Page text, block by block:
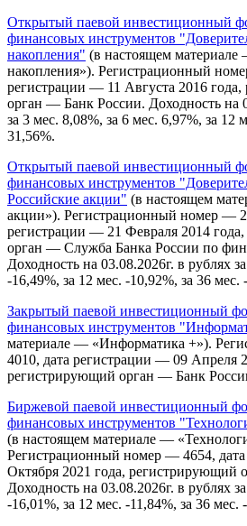
Открытый паевой инвестиционный
финансовых инструментов
накопления" (в настоящем
накопления»). Регистрационный
регистрации — 11 Августа 2016
орган — Банк России. Доходность на
за 3 мес. 8,08%, за 6 мес. 6,97%, за 12
31,56%.
Открытый паевой инвестиционный
финансовых инструментов
Российские акции" (в настоящем
акции»). Регистрационный номер —
регистрации — 21 Февраля 2014
орган — Служба Банка России по
Доходность на 03.08.2026г. в рублях
-16,49%, за 12 мес. -10,92%, за 36 мес.
Закрытый паевой инвестиционный
финансовых инструментов
материале — «Информатика +»).
4010, дата регистрации — 09 Апреля
регистрирующий орган — Банк
Биржевой паевой инвестиционный
финансовых инструментов
(в настоящем материале —
Регистрационный номер — 4654,
Октября 2021 года, регистрирующий
Доходность на 03.08.2026г. в рублях
-16,01%, за 12 мес. -11,84%, за 36 мес.